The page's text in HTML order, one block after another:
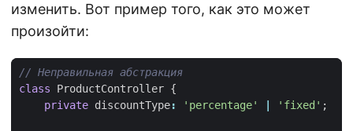
изменить. Вот пример того, как это может
произойти:
class
ProductController {
private discountType: 'percentage' 'fixed' ;